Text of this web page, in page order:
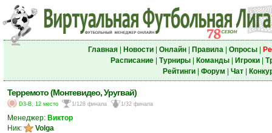
Главная| Новости| Онлайн| Правила| Опросы|
Расписание| Турниры| Команды| Игроки|
Рейтинги| Форум Чат|
Терремото (Монтевидео, Уругвай)
D3-B, 12 место 1/128 финала 1/32 финала
Менеджер: Виктор
Ник:
Volga